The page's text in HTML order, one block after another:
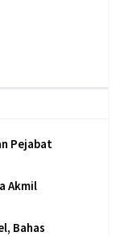
Pejabat
Akmil
Bahas